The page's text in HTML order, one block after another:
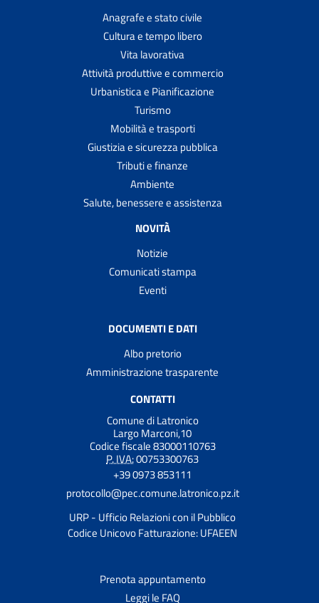
Anagrafe e stato civile
Cultura e tempo libero
Vita lavorativa
Attività produttive e commercio
Urbanistica e Pianificazione
Turismo
Mobilità e trasporti
Giustizia e sicurezza pubblica
Tributi e finanze
Ambiente
Salute, benessere e assistenza
NOVITÀ
Notizie
Comunicati stampa
Eventi
DOCUMENTI E DATI
Albo pretorio
Amministrazione trasparente
CONTATTI
Comune di Latronico
Largo Marconi,10
Codice fiscale 83000110763
P. IVA:00753300763
+39 0973 853111
protocollo@pec.comune.latronico.pz.it
URP - Ufficio Relazioni con il Pubblico
Codice Unicovo Fatturazione: UFAEEN
Prenota appuntamento
Leggi le FAQ